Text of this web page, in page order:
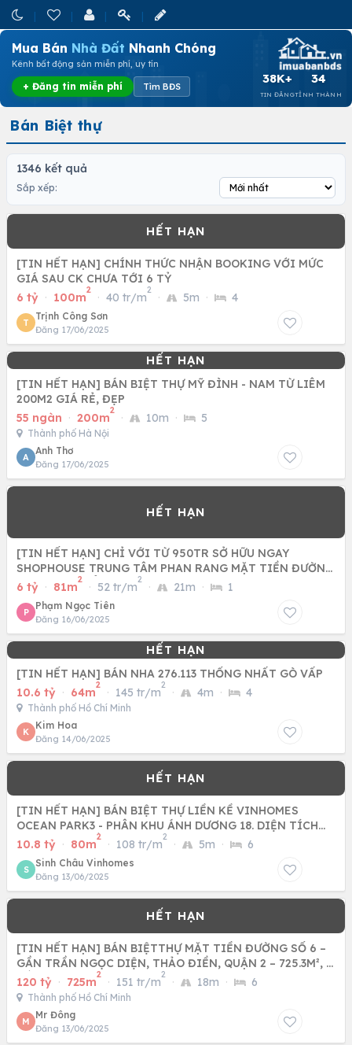
Mua Bán Nhà Đất Nhanh Chóng
Kênh bất động sản miễn phí, uy tín
+ Đăng tin miễn phí Tìm BĐS
38K+
TIN ĐĂNG
34
TỈNH THÀNH
Bán Biệt thự
1346 kết quả
Sắp xếp:
[TIN HẾT HẠN] CHÍNH THỨC NHẬN BOOKING VỚI MỨC
GIÁ SAU CK CHƯA TỚI 6 TỶ
6 tỷ · 100m
2
· 40 tr/m
2
· 5m · 4
T
Trịnh Công Sơn
Đăng 17/06/2025
[TIN HẾT HẠN] BÁN BIỆT THỰ MỸ ĐÌNH - NAM TỪ LIÊM
200M2 GIÁ RẺ, ĐẸP
55 ngàn · 200m
2
· 10m · 5
Thành phố Hà Nội
A
Anh Thơ
Đăng 17/06/2025
[TIN HẾT HẠN] CHỈ VỚI TỪ 950TR SỞ HỮU NGAY
SHOPHOUSE TRUNG TÂM PHAN RANG MẶT TIỀN ĐƯỜNG
21 MÉT RA BIỂN CHỈ 300M
6 tỷ · 81m
2
· 52 tr/m
2
· 21m · 1
P
Phạm Ngọc Tiên
Đăng 16/06/2025
[TIN HẾT HẠN] BÁN NHA 276.113 THỐNG NHẤT GÒ VẤP
10.6 tỷ · 64m
2
· 145 tr/m
2
· 4m · 4
Thành phố Hồ Chí Minh
K
Kim Hoa
Đăng 14/06/2025
[TIN HẾT HẠN] BÁN BIỆT THỰ LIỀN KỀ VINHOMES
OCEAN PARK3 - PHÂN KHU ÁNH DƯƠNG 18. DIỆN TÍCH
80M2, MẶT TIỀN 5M
10.8 tỷ · 80m
2
· 108 tr/m
2
· 5m · 6
S
Sinh Châu Vinhomes
Đăng 13/06/2025
[TIN HẾT HẠN] BÁN BIỆTTHỰ MẶT TIỀN ĐƯỜNG SỐ 6 –
GẦN TRẦN NGỌC DIỆN, THẢO ĐIỀN, QUẬN 2 – 725.3M², 3
TẦNG, SÂN VƯỜN
120 tỷ · 725m
2
· 151 tr/m
2
· 18m · 6
Thành phố Hồ Chí Minh
M
Mr Đông
Đăng 13/06/2025